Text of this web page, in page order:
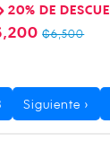
20% DE
₡6,500
Siguiente ›